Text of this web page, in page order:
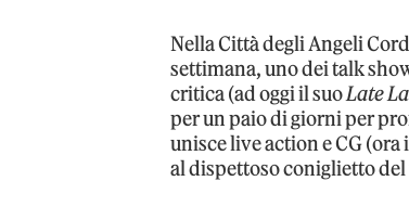
Nella Città degli Angeli
settimana, uno dei talk
critica (ad oggi il suoLate
per un paio di giorni per
unisce live action e CG
al dispettoso coniglietto